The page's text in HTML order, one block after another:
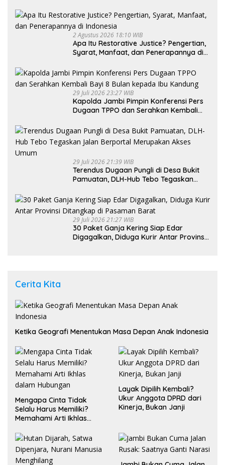
2 Agustus 2026 18:10 WIB
Apa Itu Restorative Justice? Pengertian,
Syarat, Manfaat, dan Penerapannya di
29 Juli 2026 23:27 WIB
Kapolda Jambi Pimpin Konferensi Pers
Dugaan TPPO dan Serahkan Kembali
29 Juli 2026 21:39 WIB
Terendus Dugaan Pungli di Desa Bukit
Pamuatan, DLH-Hub Tebo Tegaskan
Umum
29 Juli 2026 21:27 WIB
30 Paket Ganja Kering Siap Edar
Digagalkan, Diduga Kurir Antar Provinsi
Cerita Kita
Ketika Geografi Menentukan Masa Depan Anak Indonesia
Mengapa Cinta Tidak
Selalu Harus Memiliki?
Memahami Arti Ikhlas
Layak Dipilih Kembali?
Ukur Anggota DPRD dari
Kinerja, Bukan Janji